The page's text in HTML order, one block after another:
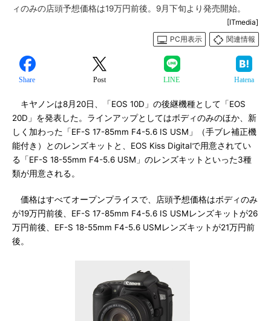
ィのみの店頭予想価格は19万円前後。9月下旬より発売開始。
[ITmedia]
PC用表示
関連情報
Share Post LINE Hatena
キヤノンは8月20日、「EOS 10D」の後継機種として「EOS
20D」を発表した。ラインアップとしてはボディのみのほか、新
しく加わった「EF-S 17-85mm F4-5.6 IS USM」（手ブレ補正機
能付き）とのレンズキットと、EOS Kiss Digitalで用意されてい
る「EF-S 18-55mm F4-5.6 USM」のレンズキットといった3種
類が用意される。
価格はすべてオープンプライスで、店頭予想価格はボディのみ
が19万円前後、EF-S 17-85mm F4-5.6 IS USMレンズキットが26
万円前後、EF-S 18-55mm F4-5.6 USMレンズキットが21万円前
後。